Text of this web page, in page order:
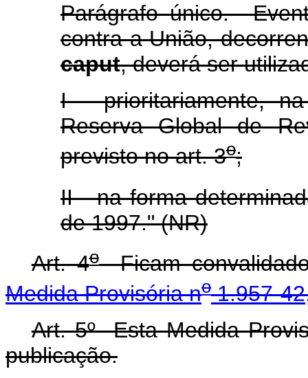
Parágrafo único.
contra a União,
caput, deverá ser
I - prioritariamente,
Reserva Global de
previsto no art. 3o;
II - na forma
de 1997." (NR)
Art. 4oFicam
Medida Provisória no1.957-
Art. 5º Esta Medida
publicação.